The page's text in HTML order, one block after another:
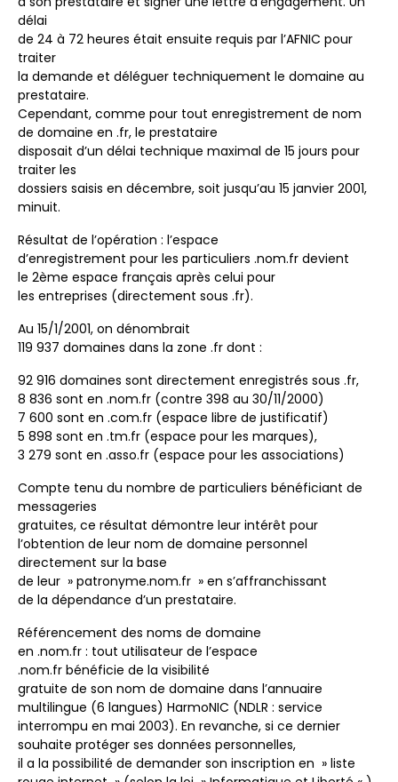
délai
de 24 à 72 heures était ensuite requis par l’AFNIC pour
traiter
la demande et déléguer techniquement le domaine au
prestataire.
Cependant, comme pour tout enregistrement de nom
de domaine en .fr, le prestataire
disposait d’un délai technique maximal de 15 jours pour
traiter les
dossiers saisis en décembre, soit jusqu’au 15 janvier 2001,
minuit.
Résultat de l’opération : l’espace
d’enregistrement pour les particuliers .nom.fr devient
le 2ème espace français après celui pour
les entreprises (directement sous .fr).
Au 15/1/2001, on dénombrait
119 937 domaines dans la zone .fr dont :
92 916 domaines sont directement enregistrés sous .fr,
8 836 sont en .nom.fr (contre 398 au 30/11/2000)
7 600 sont en .com.fr (espace libre de justificatif)
5 898 sont en .tm.fr (espace pour les marques),
3 279 sont en .asso.fr (espace pour les associations)
Compte tenu du nombre de particuliers bénéficiant de
messageries
gratuites, ce résultat démontre leur intérêt pour
l’obtention de leur nom de domaine personnel
directement sur la base
de leur » patronyme.nom.fr » en s’affranchissant
de la dépendance d’un prestataire.
Référencement des noms de domaine
en .nom.fr : tout utilisateur de l’espace
.nom.fr bénéficie de la visibilité
gratuite de son nom de domaine dans l’annuaire
multilingue (6 langues) HarmoNIC (NDLR : service
interrompu en mai 2003). En revanche, si ce dernier
souhaite protéger ses données personnelles,
il a la possibilité de demander son inscription en » liste